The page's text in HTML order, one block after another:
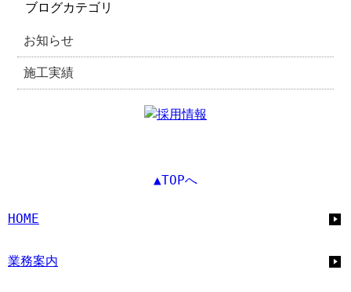
ブログカテゴリ
お知らせ
施工実績
▲TOPへ
HOME
業務案内